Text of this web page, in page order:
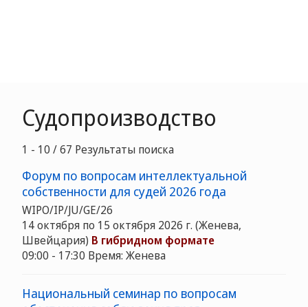
Судопроизводство
1 - 10 / 67 Результаты поиска
Форум по вопросам интеллектуальной
собственности для судей 2026 года
WIPO/IP/JU/GE/26
14 октября по 15 октября 2026 г. (Женева,
Швейцария) В гибридном формате
09:00 - 17:30 Время: Женева
Национальный семинар по вопросам